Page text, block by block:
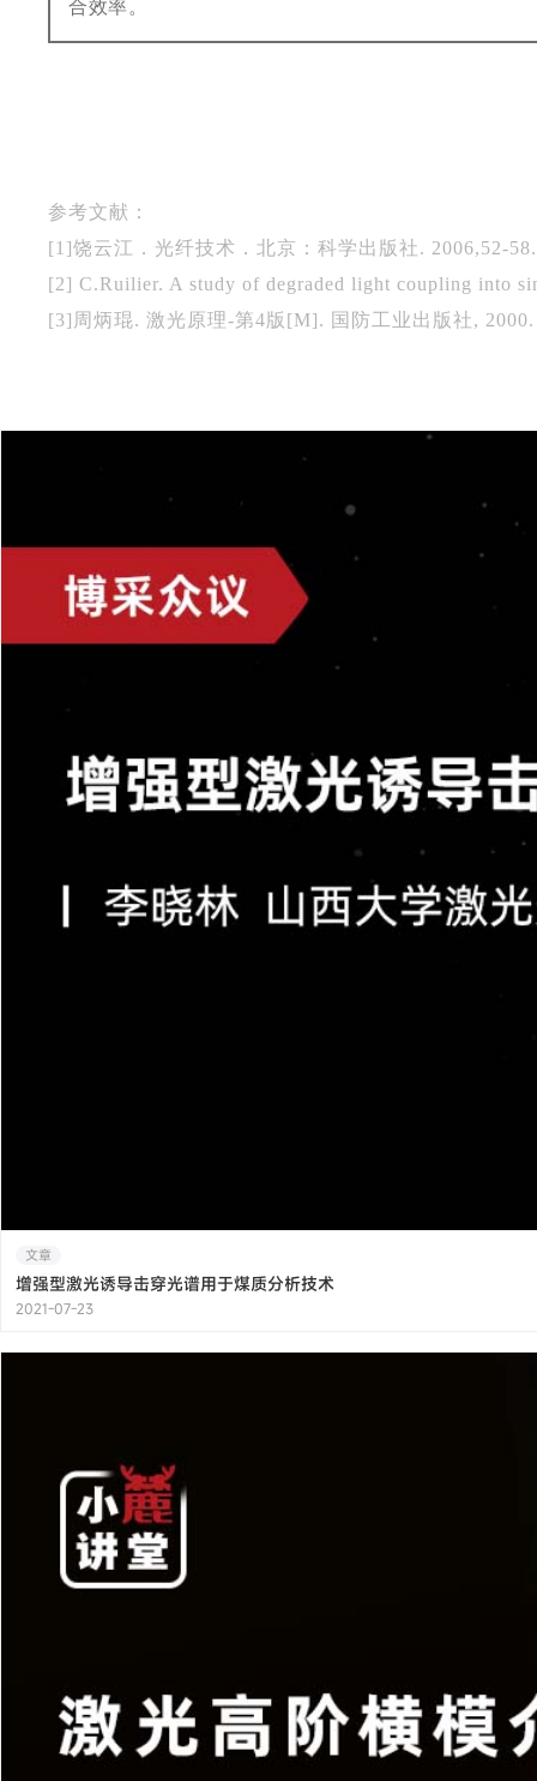
合效率。
参考文献：
[1]饶云江．光纤技术．北京：科学出版社. 2006,52-58.
[2] C.Ruilier. A study of degraded light coupling into
[3]周炳琨. 激光原理-第4版[M]. 国防工业出版社, 2000.
文章
增强型激光诱导击穿光谱用于煤质分析技术
2021-07-23